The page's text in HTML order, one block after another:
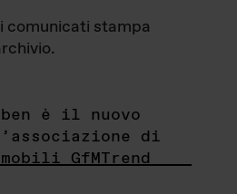
comunicati stampa
è il nuovo
di
GfMTrend